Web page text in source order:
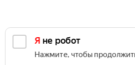
Я не робот
Нажмите, чтобы